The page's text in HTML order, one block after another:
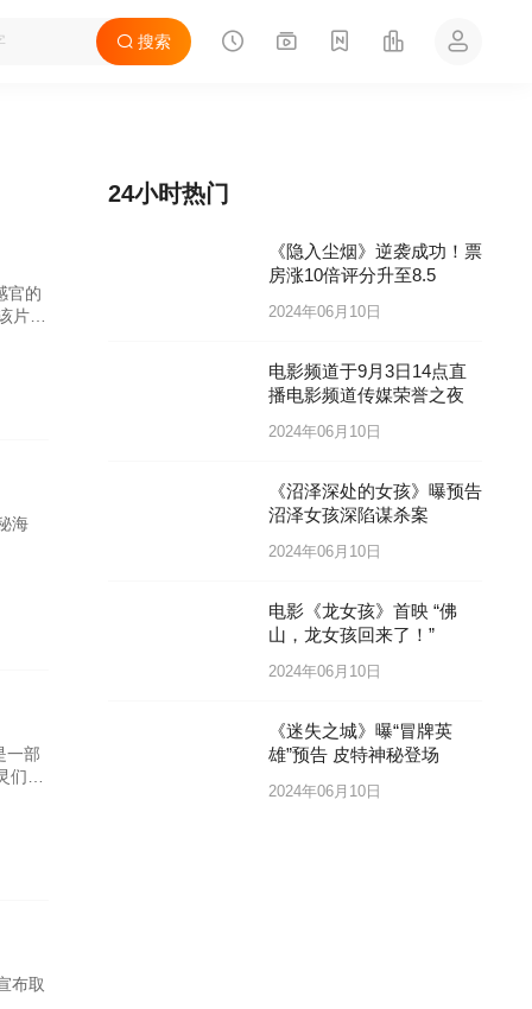
搜索
官的
发
海
一部
们的
布取
24小时热门
《隐入尘烟》逆袭成功！票
房涨10倍评分升至8.5
2024年06月10日
电影频道于9月3日14点直
播电影频道传媒荣誉之夜
2024年06月10日
《沼泽深处的女孩》曝预告
沼泽女孩深陷谋杀案
2024年06月10日
电影《龙女孩》首映 “佛
山，龙女孩回来了！”
2024年06月10日
《迷失之城》曝“冒牌英
雄”预告 皮特神秘登场
2024年06月10日